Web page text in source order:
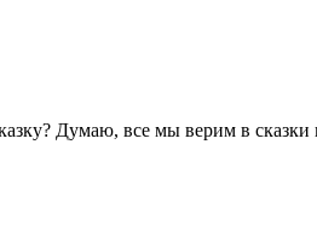
Думаю, все мы верим в